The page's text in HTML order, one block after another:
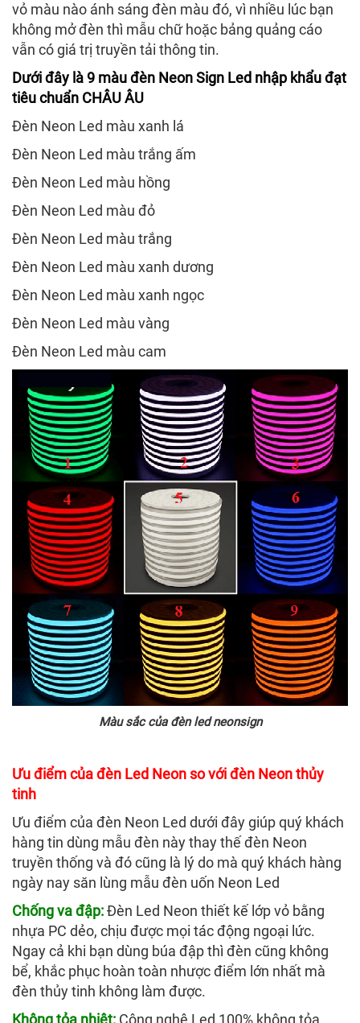
vỏ màu nào ánh sáng đèn màu đó, vì nhiều lúc bạn
không mở đèn thì mẫu chữ hoặc bảng quảng cáo
vẫn có giá trị truyền tải thông tin.
Dưới đây là 9 màu đèn Neon Sign Led nhập khẩu đạt
tiêu chuẩn CHÂU ÂU
Đèn Neon Led màu xanh lá
Đèn Neon Led màu trắng ấm
Đèn Neon Led màu hồng
Đèn Neon Led màu đỏ
Đèn Neon Led màu trắng
Đèn Neon Led màu xanh dương
Đèn Neon Led màu xanh ngọc
Đèn Neon Led màu vàng
Đèn Neon Led màu cam
Màu sắc của đèn led neonsign
Ưu điểm của đèn Led Neon so với đèn Neon thủy
tinh
Ưu điểm của đèn Neon Led dưới đây giúp quý khách
hàng tin dùng mẫu đèn này thay thế đèn Neon
truyền thống và đó cũng là lý do mà quý khách hàng
ngày nay săn lùng mẫu đèn uốn Neon Led
Chống va đập:Đèn Led Neon thiết kế lớp vỏ bằng
nhựa PC dẻo, chịu được mọi tác động ngoại lức.
Ngay cả khi bạn dùng búa đập thì đèn cũng không
bể, khắc phục hoàn toàn nhược điểm lớn nhất mà
đèn thủy tinh không làm được.